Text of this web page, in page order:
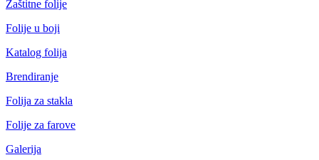
Zaštitne folije
Folije u boji
Katalog folija
Brendiranje
Folija za stakla
Folije za farove
Galerija